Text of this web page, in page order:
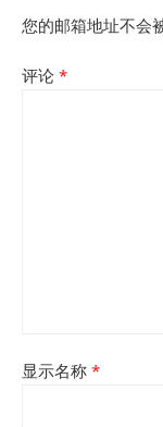
您的邮箱地址不会
评论 *
显示名称 *